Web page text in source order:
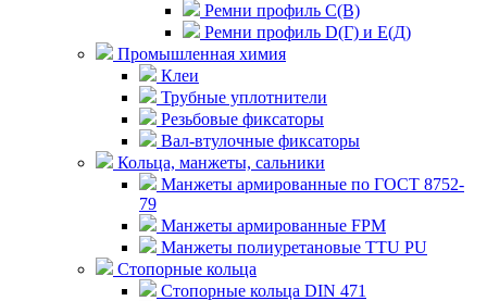
Ремни профиль С(В)
Ремни профиль D(Г) и E(Д)
Промышленная химия
Клеи
Трубные уплотнители
Резьбовые фиксаторы
Вал-втулочные фиксаторы
Кольца, манжеты, сальники
Манжеты армированные по ГОСТ 8752-
79
Манжеты армированные FPM
Манжеты полиуретановые TTU PU
Стопорные кольца
Стопорные кольца DIN 471